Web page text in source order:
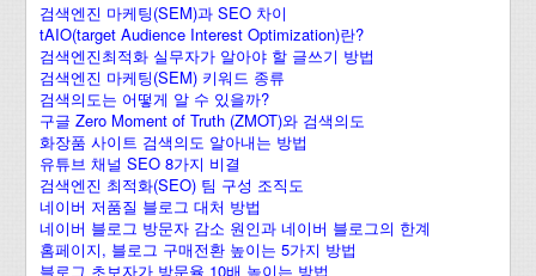
검색엔진 마케팅(SEM)과 SEO 차이
tAIO(target Audience Interest Optimization)란?
검색엔진최적화 실무자가 알아야 할 글쓰기 방법
검색엔진 마케팅(SEM) 키워드 종류
검색의도는 어떻게 알 수 있을까?
구글 Zero Moment of Truth (ZMOT)와 검색의도
화장품 사이트 검색의도 알아내는 방법
유튜브 채널 SEO 8가지 비결
검색엔진 최적화(SEO) 팀 구성 조직도
네이버 저품질 블로그 대처 방법
네이버 블로그 방문자 감소 원인과 네이버 블로그의 한계
홈페이지, 블로그 구매전환 높이는 5가지 방법
블로그 초보자가 방문율 10배 높이는 방법